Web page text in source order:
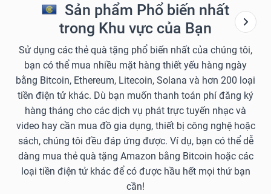
Sản phẩm Phổ biến nhất
trong Khu vực của Bạn
Sử dụng các thẻ quà tặng phổ biến nhất của chúng tôi,
bạn có thể mua nhiều mặt hàng thiết yếu hàng ngày
bằng Bitcoin, Ethereum, Litecoin, Solana và hơn 200 loại
tiền điện tử khác. Dù bạn muốn thanh toán phí đăng ký
hàng tháng cho các dịch vụ phát trực tuyến nhạc và
video hay cần mua đồ gia dụng, thiết bị công nghệ hoặc
sách, chúng tôi đều đáp ứng được. Ví dụ, bạn có thể dễ
dàng mua thẻ quà tặng Amazon bằng Bitcoin hoặc các
loại tiền điện tử khác để có được hầu hết mọi thứ bạn
cần!